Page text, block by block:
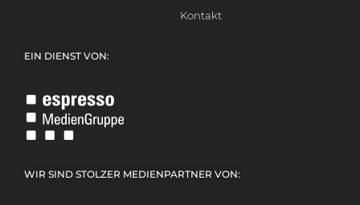
Kontakt
EIN DIENST VON:
WIR SIND STOLZER MEDIENPARTNER VON: